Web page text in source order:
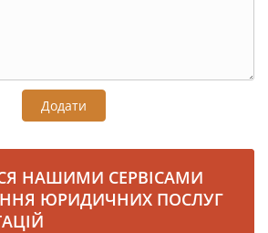
Додати
НАШИМИ СЕРВІСАМИ
ЮРИДИЧНИХ ПОСЛУГ